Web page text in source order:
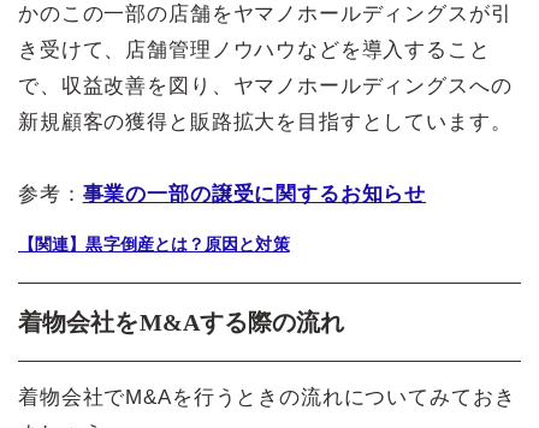
かのこの一部の店舗をヤマノホールディングスが引
き受けて、店舗管理ノウハウなどを導入すること
で、収益改善を図り、ヤマノホールディングスへの
新規顧客の獲得と販路拡大を目指すとしています。
参考： 事業の一部の譲受に関するお知らせ
【関連】黒字倒産とは？原因と対策
着物会社をM&Aする際の流れ
着物会社でM&Aを行うときの流れについてみておき